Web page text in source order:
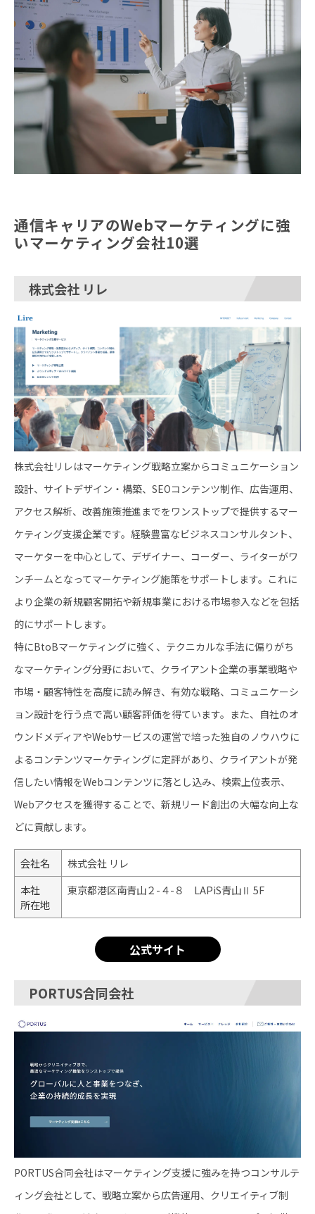
通信キャリアのWebマーケティングに強
いマーケティング会社10選
株式会社 リレ
株式会社リレはマーケティング戦略立案からコミュニケーション
設計、サイトデザイン・構築、SEOコンテンツ制作、広告運用、
アクセス解析、改善施策推進までをワンストップで提供するマー
ケティング支援企業です。経験豊富なビジネスコンサルタント、
マーケターを中心として、デザイナー、コーダー、ライターがワ
ンチームとなってマーケティング施策をサポートします。これに
より企業の新規顧客開拓や新規事業における市場参入などを包括
的にサポートします。
特にBtoBマーケティングに強く、テクニカルな手法に偏りがち
なマーケティング分野において、クライアント企業の事業戦略や
市場・顧客特性を高度に読み解き、有効な戦略、コミュニケーシ
ョン設計を行う点で高い顧客評価を得ています。また、自社のオ
ウンドメディアやWebサービスの運営で培った独自のノウハウに
よるコンテンツマーケティングに定評があり、クライアントが発
信したい情報をWebコンテンツに落とし込み、検索上位表示、
Webアクセスを獲得することで、新規リード創出の大幅な向上な
どに貢献します。
会社名
株式会社 リレ
本社
所在地
東京都港区南青山２-４-８ LAPiS青山Ⅱ 5F
公式サイト
PORTUS合同会社
PORTUS合同会社はマーケティング支援に強みを持つコンサルテ
ィング会社として、戦略立案から広告運用、クリエイティブ制